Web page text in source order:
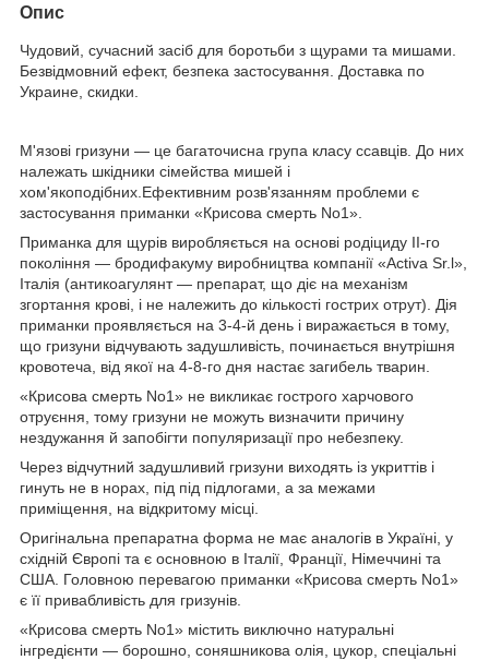
Опис
Чудовий, сучасний засіб для боротьби з щурами та мишами.
Безвідмовний ефект, безпека застосування. Доставка по
Украине, скидки.
М'язові гризуни — це багаточисна група класу ссавців. До них
належать шкідники сімейства мишей і
хом'якоподібних.Ефективним розв'язанням проблеми є
застосування приманки «Крисова смерть No1».
Приманка для щурів виробляється на основі родіциду II-го
покоління — бродифакуму виробництва компанії «Activa Sr.l»,
Італія (антикоагулянт — препарат, що діє на механізм
згортання крові, і не належить до кількості гострих отрут). Дія
приманки проявляється на 3-4-й день і виражається в тому,
що гризуни відчувають задушливість, починається внутрішня
кровотеча, від якої на 4-8-го дня настає загибель тварин.
«Крисова смерть No1» не викликає гострого харчового
отруєння, тому гризуни не можуть визначити причину
нездужання й запобігти популяризації про небезпеку.
Через відчутний задушливий гризуни виходять із укриттів і
гинуть не в норах, під під підлогами, а за межами
приміщення, на відкритому місці.
Оригінальна препаратна форма не має аналогів в Україні, у
східній Європі та є основною в Італії, Франції, Німеччині та
США. Головною перевагою приманки «Крисова смерть No1»
є її привабливість для гризунів.
«Крисова смерть No1» містить виключно натуральні
інгредієнти — борошно, соняшникова олія, цукор, спеціальні